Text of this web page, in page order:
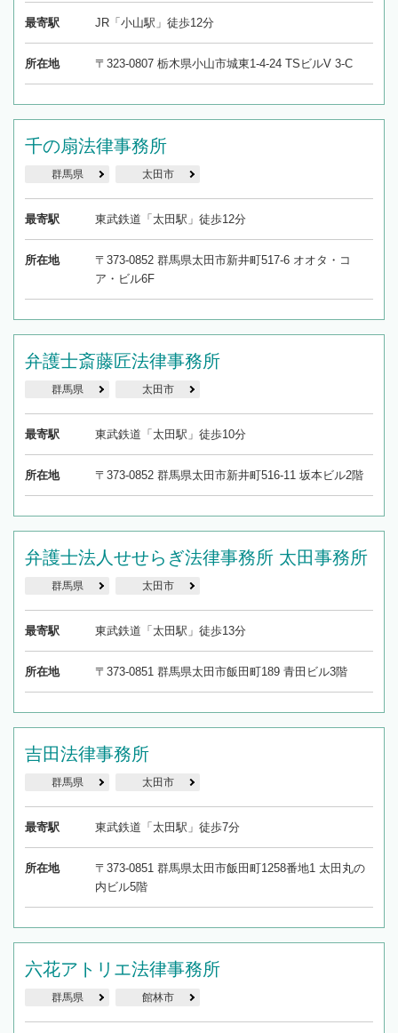
最寄駅 JR「小山駅」徒歩12分
所在地 〒323-0807 栃木県小山市城東1-4-24 TSビルV 3-C
千の扇法律事務所
群馬県 太田市
最寄駅 東武鉄道「太田駅」徒歩12分
所在地
〒373-0852 群馬県太田市新井町517-6 オオタ・コ
ア・ビル6F
弁護士斎藤匠法律事務所
群馬県 太田市
最寄駅 東武鉄道「太田駅」徒歩10分
所在地 〒373-0852 群馬県太田市新井町516-11 坂本ビル2階
弁護士法人せせらぎ法律事務所 太田事務所
群馬県 太田市
最寄駅 東武鉄道「太田駅」徒歩13分
所在地 〒373-0851 群馬県太田市飯田町189 青田ビル3階
吉田法律事務所
群馬県 太田市
最寄駅 東武鉄道「太田駅」徒歩7分
所在地
〒373-0851 群馬県太田市飯田町1258番地1 太田丸の
内ビル5階
六花アトリエ法律事務所
群馬県 館林市